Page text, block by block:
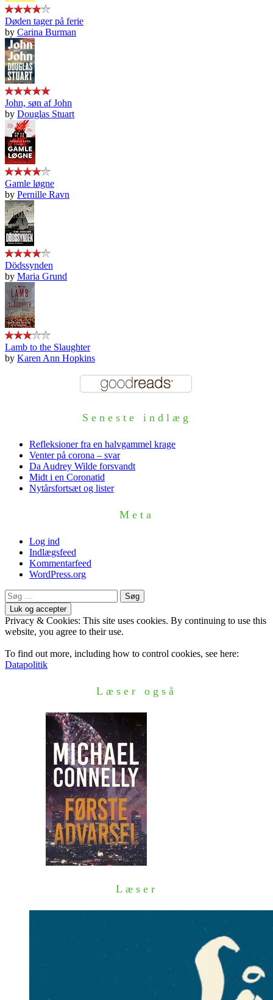
Døden tager på ferie
by Carina Burman
John, søn af John
by Douglas Stuart
Gamle løgne
by Pernille Ravn
Dödssynden
by Maria Grund
Lamb to the Slaughter
by Karen Ann Hopkins
Seneste indlæg
Refleksioner fra en halvgammel krage
Venter på corona – svar
Da Audrey Wilde forsvandt
Midt i en Coronatid
Nytårsfortsæt og lister
Meta
Log ind
Indlægsfeed
Kommentarfeed
WordPress.org
Søg
efter:
Privacy & Cookies: This site uses cookies. By continuing to use this
website, you agree to their use.
To find out more, including how to control cookies, see here:
Datapolitik
Læser også
Læser